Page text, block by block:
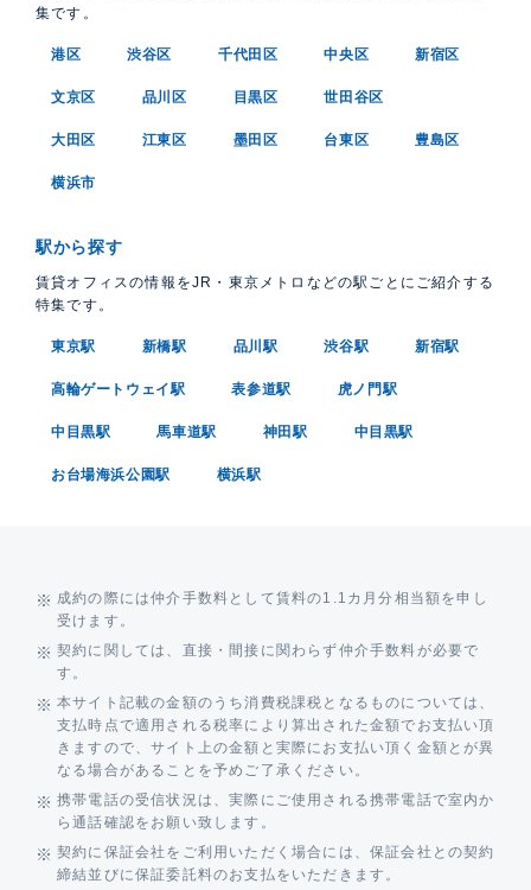
集です。
港区 渋谷区 千代田区 中央区 新宿区
文京区 品川区 目黒区 世田谷区
大田区 江東区 墨田区 台東区 豊島区
横浜市
駅から探す
賃貸オフィスの情報をJR・東京メトロなどの駅ごとにご紹介する
特集です。
東京駅 新橋駅 品川駅 渋谷駅 新宿駅
高輪ゲートウェイ駅 表参道駅 虎ノ門駅
中目黒駅 馬車道駅 神田駅 中目黒駅
お台場海浜公園駅 横浜駅
成約の際には仲介手数料として賃料の1.1カ月分相当額を申し
受けます。
契約に関しては、直接・間接に関わらず仲介手数料が必要で
す。
本サイト記載の金額のうち消費税課税となるものについては、
支払時点で適用される税率により算出された金額でお支払い頂
きますので、サイト上の金額と実際にお支払い頂く金額とが異
なる場合があることを予めご了承ください。
携帯電話の受信状況は、実際にご使用される携帯電話で室内か
ら通話確認をお願い致します。
契約に保証会社をご利用いただく場合には、保証会社との契約
締結並びに保証委託料のお支払をいただきます。